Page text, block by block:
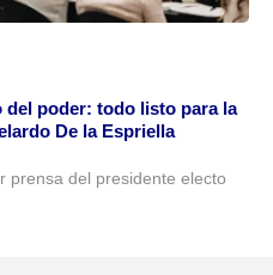
del poder: todo listo para la
De la Espriella
prensa del presidente electo